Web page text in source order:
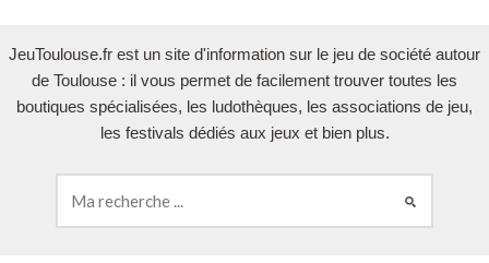
JeuToulouse.fr est un site d'information sur le jeu de société autour
de Toulouse : il vous permet de facilement trouver toutes les
boutiques spécialisées, les ludothèques, les associations de jeu,
les festivals dédiés aux jeux et bien plus.